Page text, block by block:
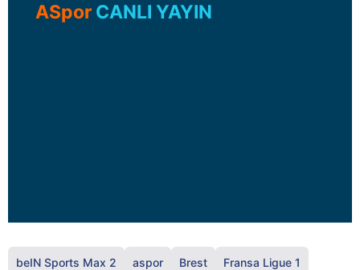
ASpor CANLI YAYIN
beIN Sports Max 2 aspor Brest Fransa Ligue 1